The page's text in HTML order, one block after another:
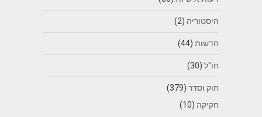
היסטוריה (2)
חדשות(44)
חו"ל(30)
חוק וסדר(379)
חקיקה (10)